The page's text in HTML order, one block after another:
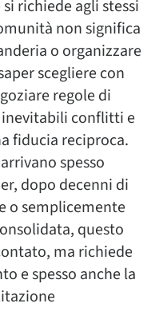
richiede agli stessi
non significa
o organizzare
scegliere con
regole di
inevitabili conflitti e
fiducia reciproca.
spesso
dopo decenni di
o semplicemente
questo
ma richiede
e spesso anche la